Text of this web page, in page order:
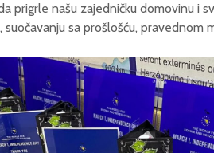
prigrle našu zajedničku domovinu i
suočavanju sa prošlošću, pravednom